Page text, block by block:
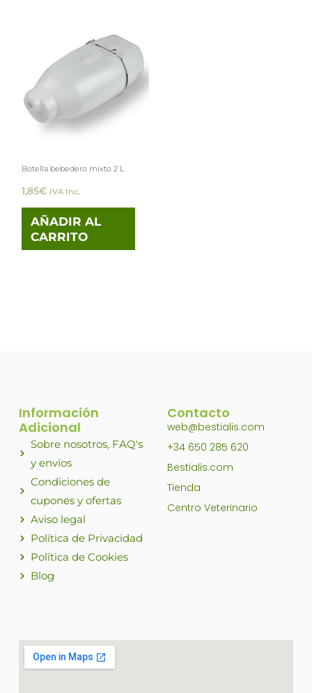
Botella bebedero mixto 2 L
1,85€ IVA Inc.
AÑADIR AL
CARRITO
Información
Adicional
Sobre nosotros, FAQ's
y envíos
Condiciones de
cupones y ofertas
Aviso legal
Política de Privacidad
Política de Cookies
Blog
Contacto
web@bestialis.com
+34 650 285 620
Bestialis.com
Tienda
Centro Veterinario